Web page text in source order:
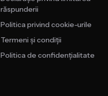
răspunderii
Politica privind cookie-urile
Termeni și condiții
Politica de confidențialitate